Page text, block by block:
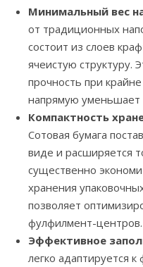
Минимальный вес
от традиционных
состоит из слоев
ячеистую структуру.
прочность при
напрямую уменьшает
Компактность
Сотовая бумага
виде и расширяется
существенно
хранения
позволяет
фулфилмент-центров.
Эффективное
легко адаптируется